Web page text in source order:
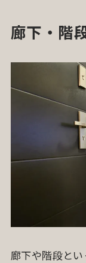
廊下・階
廊下や階段と